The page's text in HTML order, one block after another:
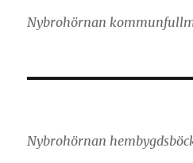
Nybrohörnan
Nybrohörnan